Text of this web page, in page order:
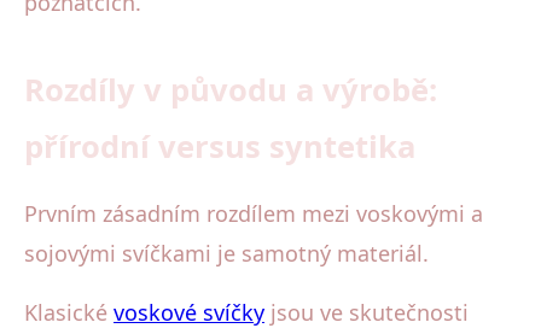
Rozdíly v původu a výrobě:
přírodní versus syntetika
Prvním zásadním rozdílem mezi voskovými a
sojovými svíčkami je samotný materiál.
Klasické voskové svíčky jsou ve skutečnosti